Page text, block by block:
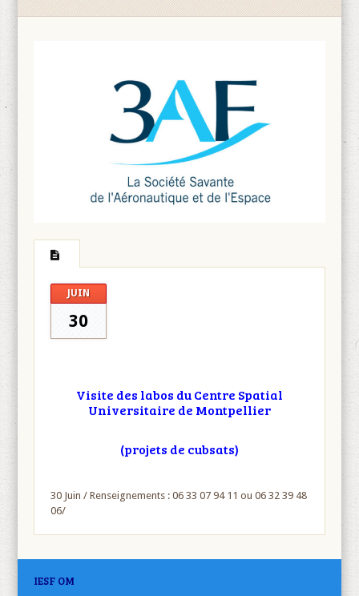
JUIN
30
Visite des labos du Centre Spatial
Universitaire de Montpellier
(projets de cubsats)
30 Juin / Renseignements : 06 33 07 94 11 ou 06 32 39 48
06/
IESF OM